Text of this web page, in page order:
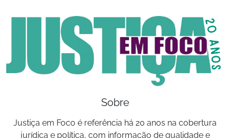
Sobre
Justiça em Foco é referência há 20 anos na cobertura
jurídica e política, com informação de qualidade e